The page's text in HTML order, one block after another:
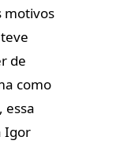
motivos
de
como
essa
Igor